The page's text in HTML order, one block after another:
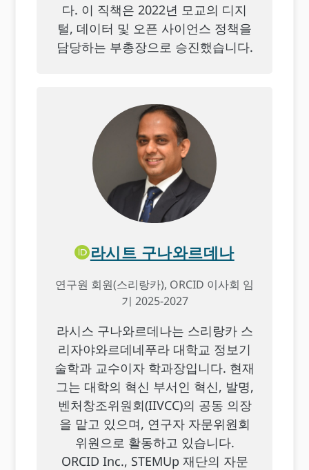
다. 이 직책은 2022년 모교의 디지
털, 데이터 및 오픈 사이언스 정책을
담당하는 부총장으로 승진했습니다.
라시트 구나와르데나
연구원 회원(스리랑카), ORCID 이사회 임
기 2025-2027
라시스 구나와르데나는 스리랑카 스
리자야와르데네푸라 대학교 정보기
술학과 교수이자 학과장입니다. 현재
그는 대학의 혁신 부서인 혁신, 발명,
벤처창조위원회(IIVCC)의 공동 의장
을 맡고 있으며, 연구자 자문위원회
위원으로 활동하고 있습니다.
ORCID Inc., STEMUp 재단의 자문